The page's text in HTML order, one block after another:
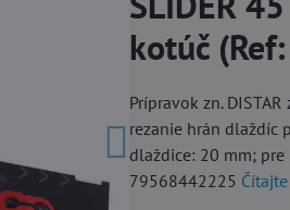
kotúč
Prípravok zn.
rezanie hrán dlaždíc
dlaždice: 20 mm;
79568442225